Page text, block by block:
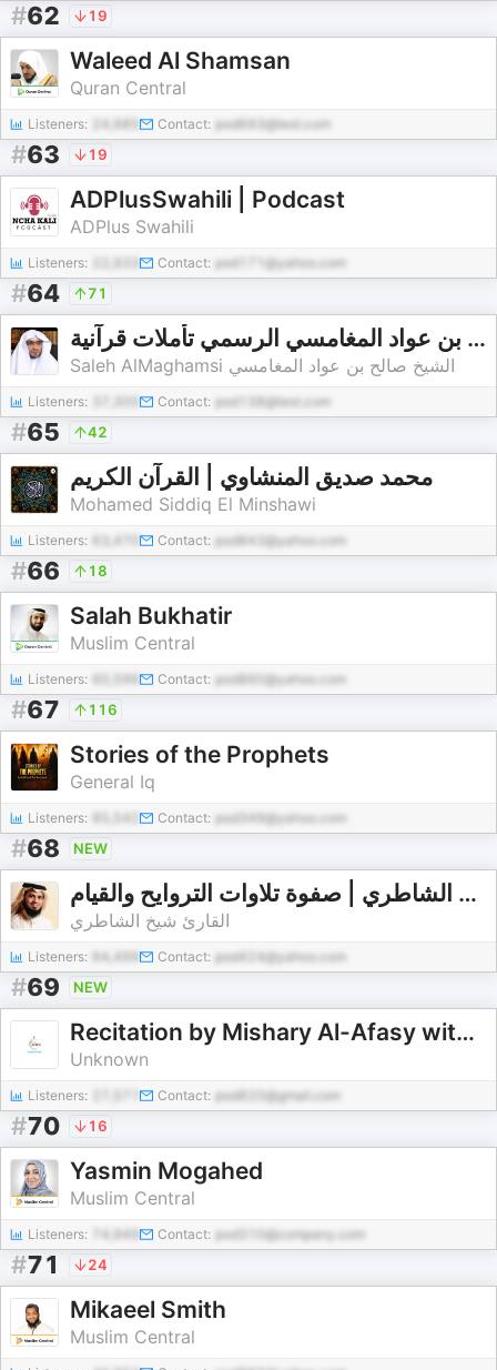
#62 19
Waleed Al Shamsan
Quran Central
Listeners: Contact: pod693@test.com
#63 19
ADPlusSwahili | Podcast
ADPlus Swahili
Listeners: Contact: pod171@yahoo.com
#64 71
الشيخ صالح بن عواد المغامسي الرسمي تأملات قرآنية
Saleh AlMaghamsi الشيخ صالح بن عواد المغامسي
Listeners: Contact: pod138@test.com
#65 42
محمد صديق المنشاوي | القرآن الكريم
Mohamed Siddiq El Minshawi
Listeners: 63,470 Contact: pod843@yahoo.com
#66 18
Salah Bukhatir
Muslim Central
Listeners: Contact: pod860@yahoo.com
#67 116
Stories of the Prophets
General Iq
Listeners: 85,542 Contact: pod349@yahoo.com
#68 NEW
مصحف القارئ : شيخ ابوبكر الشاطري | صفوة تلاوات التروايح والقيام
القارئ شيخ الشاطري
Listeners: 64,499 Contact: pod424@yahoo.com
#69 NEW
Recitation by Mishary Al-Afasy with translation of the meaning in English
Unknown
Listeners: Contact: pod820@gmail.com
#70 16
Yasmin Mogahed
Muslim Central
Listeners: 74,949 Contact: pod310@company.com
#71 24
Mikaeel Smith
Muslim Central